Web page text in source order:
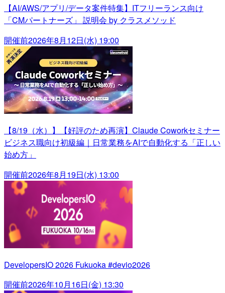
【AI/AWS/アプリ/データ案件特集】ITフリーランス向け
「CMパートナーズ」 説明会 by クラスメソッド
開催前2026年8月12日(水) 19:00
【8/19（水）】【好評のため再演】Claude Coworkセミナー
ビジネス職向け初級編｜日常業務をAIで自動化する「正しい
始め方」
開催前2026年8月19日(水) 13:00
DevelopersIO 2026 Fukuoka #devio2026
開催前2026年10月16日(金) 13:30